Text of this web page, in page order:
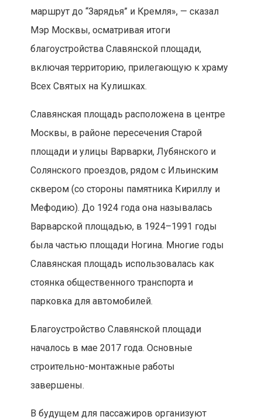
маршрут до “Зарядья” и Кремля», — сказал
Мэр Москвы, осматривая итоги
благоустройства Славянской площади,
включая территорию, прилегающую к храму
Всех Святых на Кулишках.
Славянская площадь расположена в центре
Москвы, в районе пересечения Старой
площади и улицы Варварки, Лубянского и
Солянского проездов, рядом с Ильинским
сквером (со стороны памятника Кириллу и
Мефодию). До 1924 года она называлась
Варварской площадью, в 1924–1991 годы
была частью площади Ногина. Многие годы
Славянская площадь использовалась как
стоянка общественного транспорта и
парковка для автомобилей.
Благоустройство Славянской площади
началось в мае 2017 года. Основные
строительно-монтажные работы
завершены.
В будущем для пассажиров организуют